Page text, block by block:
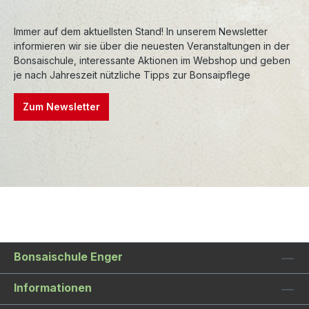
entstanden, bei hohen Temperaturen gebrannt
und sind entsprechend frostfest.
Premiumschalen werden aufwendig
nachbearbeitet, wodurch die Formen und
Konturen sehr präzise sind. Auch die Glasuren
sind oft einzigartig und verleihen den Schalen
Immer auf dem aktuellsten Stand! In unserem Newsletter
informieren wir sie über die neuesten Veranstaltungen in der
Bonsaischule, interessante Aktionen im Webshop und geben
je nach Jahreszeit nützliche Tipps zur Bonsaipflege
Zum Newsletter
Bonsaischule Enger
Informationen